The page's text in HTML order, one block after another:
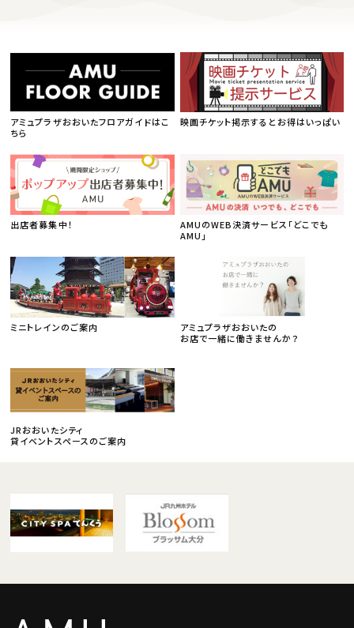
アミュプラザおおいたフロアガイドはこ
ちら
映画チケット掲示するとお得はいっぱい
出店者募集中！
AMUのWEB決済サービス「どこでも
AMU」
ミニトレインのご案内
アミュプラザおおいたの
お店で一緒に働きませんか？
JRおおいたシティ
貸イベントスペースのご案内